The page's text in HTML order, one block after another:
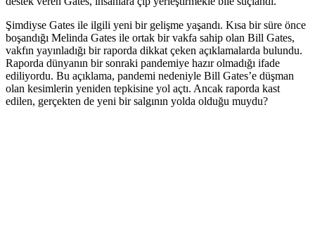
Şimdiyse Gates ile ilgili yeni bir gelişme yaşandı. Kısa bir süre önce
boşandığı Melinda Gates ile ortak bir vakfa sahip olan Bill Gates,
vakfın yayınladığı bir raporda dikkat çeken açıklamalarda bulundu.
Raporda dünyanın bir sonraki pandemiye hazır olmadığı ifade
ediliyordu. Bu açıklama, pandemi nedeniyle Bill Gates’e düşman
olan kesimlerin yeniden tepkisine yol açtı. Ancak raporda kast
edilen, gerçekten de yeni bir salgının yolda olduğu muydu?